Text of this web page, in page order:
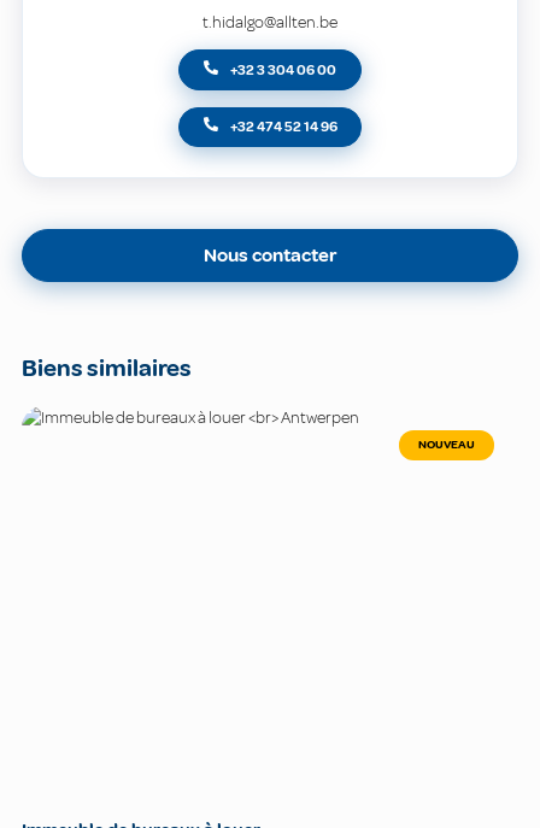
t.hidalgo@allten.be
+32 3 304 06 00
+32 474 52 14 96
Nous contacter
Biens similaires
NOUVEAU